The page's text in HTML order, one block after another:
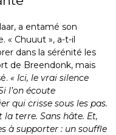
a entamé son
« Chuuut », a-t-il
dans la sérénité les
de Breendonk, mais
« Ici, le vrai silence
l’on écoute
qui crisse sous les pas.
terre. Sans hâte. Et,
à supporter : un souffle